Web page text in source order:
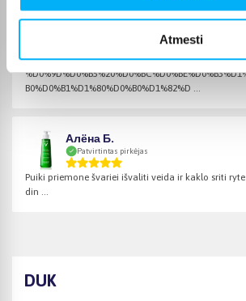
Atmesti
B0%D0%B1%D1%80%D0%B0%D1%82%D ...
Алёна Б.
Patvirtintas pirkėjas
Puiki priemone švariei išvaliti veida ir kaklo sriti
din ...
DUK